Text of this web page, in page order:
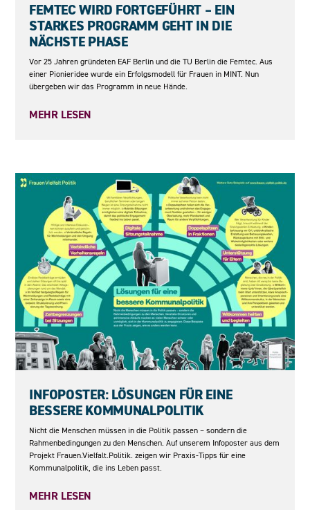
FEMTEC WIRD FORTGEFÜHRT – EIN
STARKES PROGRAMM GEHT IN DIE
NÄCHSTE PHASE
Vor 25 Jahren gründeten EAF Berlin und die TU Berlin die Femtec. Aus
einer Pionieridee wurde ein Erfolgsmodell für Frauen in MINT. Nun
übergeben wir das Programm in neue Hände.
MEHR LESEN
INFOPOSTER: LÖSUNGEN FÜR EINE
BESSERE KOMMUNALPOLITIK
Nicht die Menschen müssen in die Politik passen – sondern die
Rahmenbedingungen zu den Menschen. Auf unserem Infoposter aus dem
Projekt Frauen.Vielfalt.Politik. zeigen wir Praxis-Tipps für eine
Kommunalpolitik, die ins Leben passt.
MEHR LESEN